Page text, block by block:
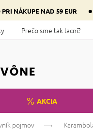
NÁKUPE NAD 59 EUR •
Prečo sme tak lacní?
AKCIA
pojmov